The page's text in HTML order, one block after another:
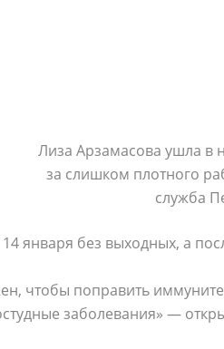
Лиза Арзамасова ушла в
за слишком плотного
служба
января без выходных, а
чтобы поправить
заболевания» —